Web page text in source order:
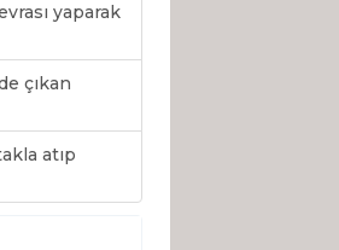
yaparak
çıkan
atıp